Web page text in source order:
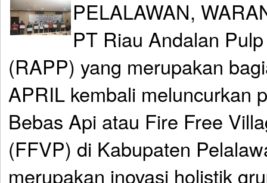
PELALAWAN,
PT Riau Andalan
(RAPP) yang merupakan
APRIL kembali meluncurkan
Bebas Api atau Fire Free
(FFVP) di Kabupaten
merupakan inovasi holistik